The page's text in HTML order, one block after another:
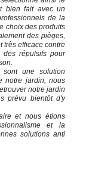
bien fait avec un
de la
choix des produits
des pièges,
très efficace contre
répulsifs pour
une solution
notre jardin, nous
notre jardin
prévu bientôt d'y
et nous étions
et la
solutions anti